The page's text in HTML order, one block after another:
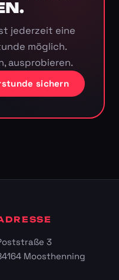
jederzeit eine
möglich.
ausprobieren.
sichern
3
Moosthenning